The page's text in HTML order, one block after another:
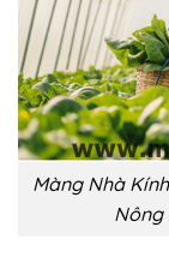
Màng Nhà
Nông